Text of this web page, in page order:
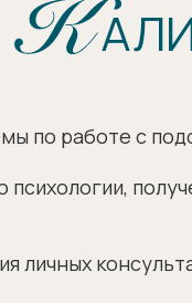
по работе с
психологии,
личных